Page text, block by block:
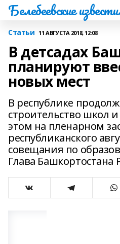
Белебеевские
Статьи 11 АВГУСТА 2018, 12:08
В детсадах
планируют
новых мест
В республике
строительство школ
этом на пленарном
республиканского
совещания по
Глава Башкортостана